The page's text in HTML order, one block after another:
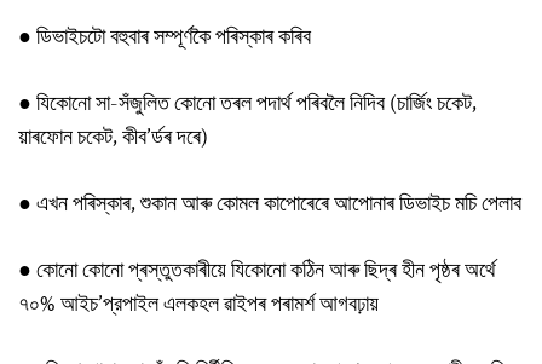
● ডিভাইচটো বহুবাৰ সম্পূৰ্ণকৈ পৰিস্কাৰ কৰিব
● যিকোনো সা-সঁজুলিত কোনো তৰল পদাৰ্থ পৰিবলৈ নিদিব (চাৰ্জিং চকেট,
য়াৰফোন চকেট, কীব’ৰ্ডৰ দৰে)
● এখন পৰিস্কাৰ, শুকান আৰু কোমল কাপোৰেৰে আপোনাৰ ডিভাইচ মচি পেলাব
● কোনো কোনো প্ৰস্তুতকাৰীয়ে যিকোনো কঠিন আৰু ছিদ্ৰ হীন পৃষ্ঠৰ অৰ্থে
৭০% আইচ’প্রপাইল এলকহল ৱাইপৰ পৰামৰ্শ আগবঢ়ায়